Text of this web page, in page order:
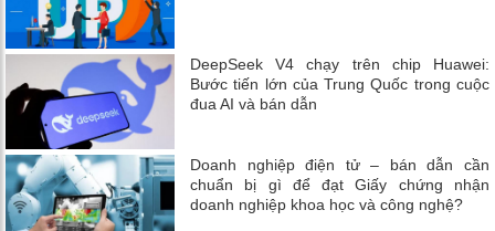
DeepSeek V4 chạy trên chip Huawei:
Bước tiến lớn của Trung Quốc trong cuộc
đua AI và bán dẫn
Doanh nghiệp điện tử – bán dẫn cần
chuẩn bị gì để đạt Giấy chứng nhận
doanh nghiệp khoa học và công nghệ?